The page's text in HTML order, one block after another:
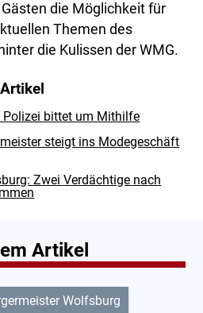
die Möglichkeit für
Themen des
die Kulissen der WMG.
bittet um Mithilfe
steigt ins Modegeschäft
Zwei Verdächtige nach
Artikel
Wolfsburg